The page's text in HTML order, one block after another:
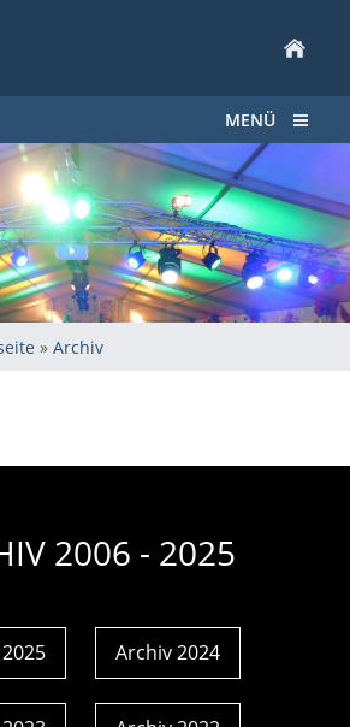
MENÜ
» Archiv
2006 - 2025
Archiv 2024